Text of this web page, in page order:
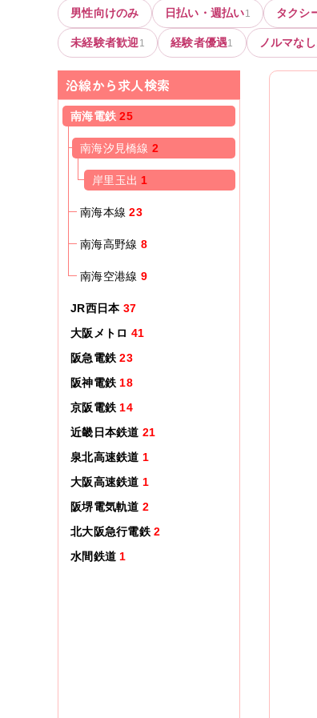
男性向けのみ 日払い・週払い1 タクシ
未経験者歓迎 1 経験者優遇1 ノルマなし
沿線から求人検索
南海電鉄 25
南海汐見橋線 2
岸里玉出 1
南海本線 23
南海高野線 8
南海空港線 9
JR西日本 37
大阪メトロ 41
阪急電鉄 23
阪神電鉄 18
京阪電鉄 14
近畿日本鉄道 21
泉北高速鉄道 1
大阪高速鉄道 1
阪堺電気軌道 2
北大阪急行電鉄 2
水間鉄道 1